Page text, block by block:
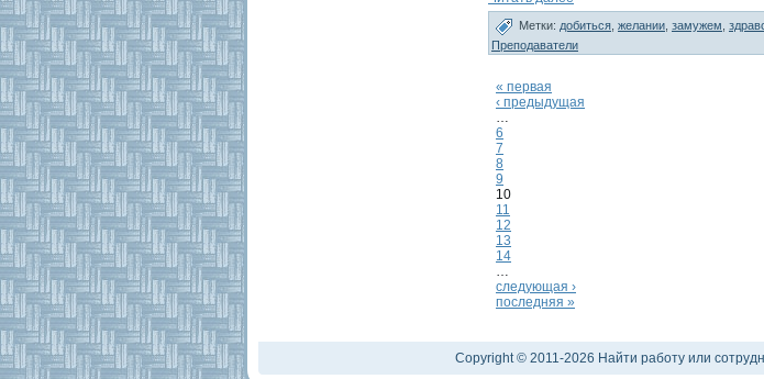
Метки: добиться желании замужем
Преподаватели
« первая
‹ предыдущая
…
6
7
8
9
10
11
12
13
14
…
следующая ›
последняя »
Copyright © 2011-2026 Найти работу или